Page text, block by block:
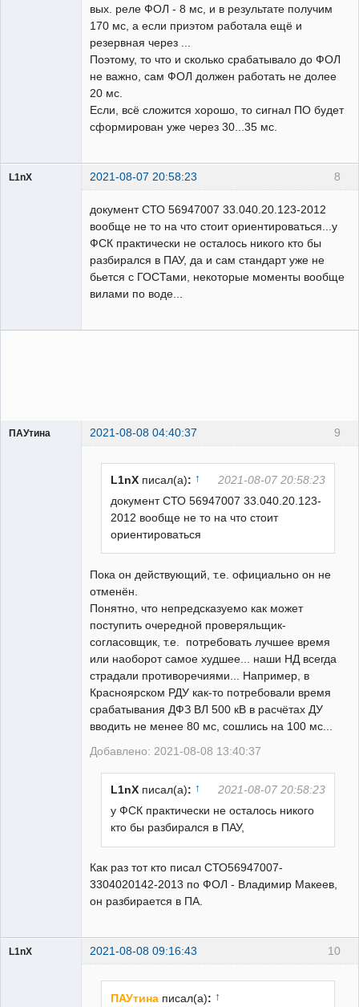
вых. реле ФОЛ - 8 мс, и в результате получим
170 мс, а если приэтом работала ещё и
резервная через ...
Поэтому, то что и сколько срабатывало до ФОЛ
не важно, сам ФОЛ должен работать не долее
20 мс.
Если, всё сложится хорошо, то сигнал ПО будет
сформирован уже через 30...35 мс.
8
L1nX 2021-08-07 20:58:23
документ СТО 56947007 33.040.20.123-2012
вообще не то на что стоит ориентироваться...у
ФСК практически не осталось никого кто бы
разбирался в ПАУ, да и сам стандарт уже не
бьется с ГОСТами, некоторые моменты вообще
вилами по воде...
9
ПАУтина 2021-08-08 04:40:37
L1nX писал(а): ↑
2021-08-07 20:58:23
документ СТО 56947007 33.040.20.123-
2012 вообще не то на что стоит
ориентироваться
Пока он действующий, т.е. официально он не
отменён.
Понятно, что непредсказуемо как может
поступить очередной проверяльщик-
согласовщик, т.е. потребовать лучшее время
или наоборот самое худшее... наши НД всегда
страдали противоречиями... Например, в
Красноярском РДУ как-то потребовали время
срабатывания ДФЗ ВЛ 500 кВ в расчётах ДУ
вводить не менее 80 мс, сошлись на 100 мс...
Добавлено: 2021-08-08 13:40:37
L1nX писал(а): ↑
2021-08-07 20:58:23
у ФСК практически не осталось никого
кто бы разбирался в ПАУ,
Как раз тот кто писал СТО56947007-
3304020142-2013 по ФОЛ - Владимир Макеев,
он разбирается в ПА.
10
L1nX 2021-08-08 09:16:43
ПАУтина писал(а): ↑